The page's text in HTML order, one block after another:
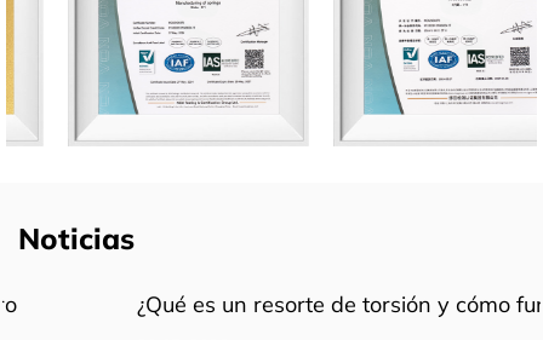
Noticias
¿Qué es un resorte de torsión y cómo funciona?